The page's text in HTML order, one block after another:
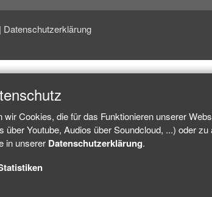
Datenschutzerklärung
Cookies, die für das Funktionieren unserer
Youtube, Audios über Soundcloud, ...) oder
in unserer Datenschutzerklärung.